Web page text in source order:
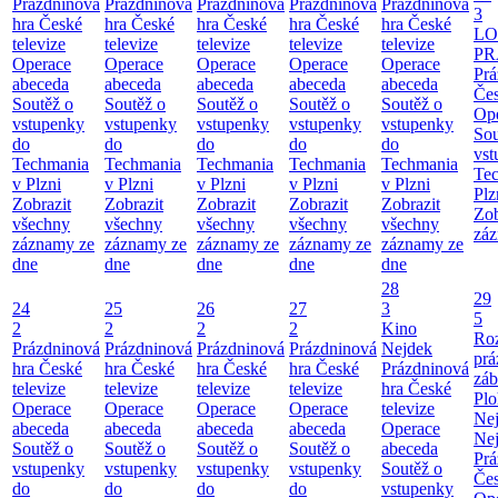
Prázdninová
hra České
televize
Operace
abeceda
Soutěž o
vstupenky
do
Techmania
v Plzni
Zobrazit
všechny
záznamy ze
dne
Prázdninová
hra České
televize
Operace
abeceda
Soutěž o
vstupenky
do
Techmania
v Plzni
Zobrazit
všechny
záznamy ze
dne
Prázdninová
hra České
televize
Operace
abeceda
Soutěž o
vstupenky
do
Techmania
v Plzni
Zobrazit
všechny
záznamy ze
dne
Prázdninová
hra České
televize
Operace
abeceda
Soutěž o
vstupenky
do
Techmania
v Plzni
Zobrazit
všechny
záznamy ze
dne
Prázdninová
hra České
televize
Operace
abeceda
Soutěž o
vstupenky
do
Techmania
v Plzni
Zobrazit
všechny
záznamy ze
dne
3
24
2
Prázdninová
hra České
televize
Operace
abeceda
Soutěž o
vstupenky
do
25
2
Prázdninová
hra České
televize
Operace
abeceda
Soutěž o
vstupenky
do
26
2
Prázdninová
hra České
televize
Operace
abeceda
Soutěž o
vstupenky
do
27
2
Prázdninová
hra České
televize
Operace
abeceda
Soutěž o
vstupenky
do
28
3
Kino
Nejdek
Prázdninová
hra České
televize
Operace
abeceda
Soutěž o
vstupenky
29
5